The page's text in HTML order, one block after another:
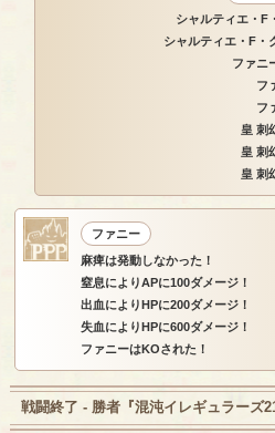
シャルティエ・F
シャルティエ・F・
ファニ
フ
フ
皇 刺
皇 刺
皇 刺
ファニー
麻痺は発動しなかった！
窒息によりAPに100ダメージ！
出血によりHPに200ダメージ！
失血によりHPに600ダメージ！
ファニーはKOされた！
戦闘終了 - 勝者『混沌イレギュラーズ21